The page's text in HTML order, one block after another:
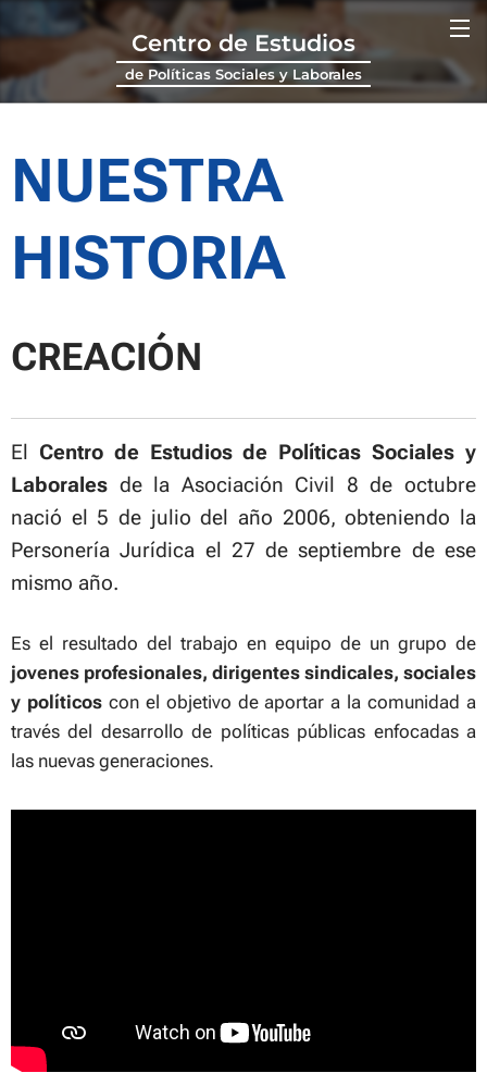
Centro de Estudios
de Políticas Sociales y Laborales
NUESTRA
HISTORIA
CREACIÓN
El Centro de Estudios de Políticas Sociales y
Laborales de la Asociación Civil 8 de octubre
nació el 5 de julio del año 2006, obteniendo la
Personería Jurídica el 27 de septiembre de ese
mismo año.
Es el resultado del trabajo en equipo de un grupo de
jovenes profesionales, dirigentes sindicales, sociales
y políticos con el objetivo de aportar a la comunidad a
través del desarrollo de políticas públicas enfocadas a
las nuevas generaciones.